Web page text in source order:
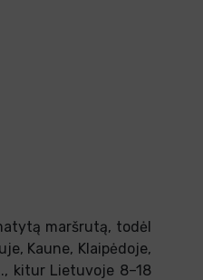
maršrutą, todėl
Kaune, Klaipėdoje,
kitur Lietuvoje 8–18